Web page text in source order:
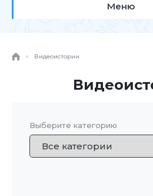
Меню
Видеоистории
Выберите категорию